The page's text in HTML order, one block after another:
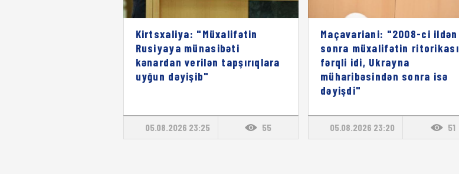
Kirtsxaliya: "Müxalifətin
Rusiyaya münasibəti
kənardan verilən tapşırıqlara
uyğun dəyişib"
05.08.2026 23:25 55
Maçavariani: "2008-ci ildən
sonra müxalifətin ritorikası
fərqli idi, Ukrayna
müharibəsindən sonra isə
dəyişdi"
05.08.2026 23:20 51